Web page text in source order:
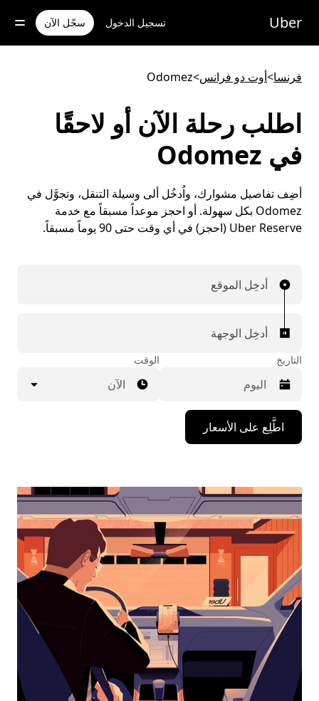
للوصول
المحتوى
Uber تسجيل الدخول سجّل الآن
فرنسا>أوت دو فرانس>
Odomez
اطلب رحلة الآن أو لاحقًا
في Odomez
أضِف تفاصيل مشوارك، واُدخُل ألى وسيلة التنقل، وتجوَّل في
Odomez بكل سهولة. أو احجز موعداً مسبقاً مع خدمة
Uber Reserve (احجز) في أي وقت حتى 90 يوماً مسبقاً.
أدخِل الموقع
أدخِل الوجهة
التاريخ
اضغط
على
مفتاح
للأسفل
لاستخدام
التقويم
التاريخ.
اضغط
على
زر
الخروج
لإغلاق
التقويم.
الوقت
الآن
اطَّلِع على الأسعار